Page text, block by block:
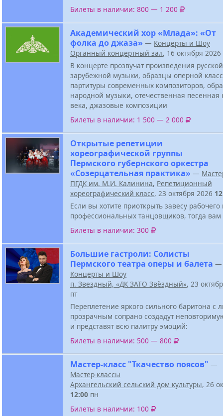
Билеты в наличии: 800 — 1 200
Академический хор «Млада»: «От
фолка до джаза» — Концерты и Шоу
Органный концертный зал, 16 октября 2026
В концерте прозвучат произведения
зарубежной музыки, образцы оперной
партитуры современных композиторов,
народной музыки, отечественная песенная
века, джазовые композиции
Билеты в наличии: 1 500 — 2 000
Открытые репетиции
хореографической группы
Пермского губернского оркестра
«Созерцательная практика» —
ПГДК им. М.И. Калинина, Репетиционный
хореографический класс, 23 октября 2026
Если вы хотите приоткрыть завесу рабочего
профессиональных танцовщиков, тогда
Билеты в наличии: 300
Большие гастроли: Солисты
Пермского театра оперы и балета —
Концерты и Шоу
п. Звездный, «ДК ЗАТО Звёздный», 23
пт
Переплетение яркого сильного баритона с
прозрачным сопрано создадут
и представят всю палитру эмоций:
Билеты в наличии: 500 — 800
Мастер-класс "Ткачество поясов" —
Мастер-классы
Архангельский сельский дом культуры, 26
12:00 пн
Билеты в наличии: 100